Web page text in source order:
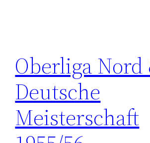
Oberliga Nord
Deutsche
Meisterschaft